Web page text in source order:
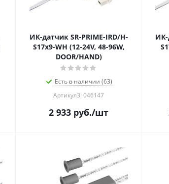
ИК-датчик SR-PRIME-IRD/H-
S17х9-WH (12-24V, 48-96W,
DOOR/HAND)
Есть в наличии (63)
Артикул3: 046147
2 933 руб./шт
ИК-